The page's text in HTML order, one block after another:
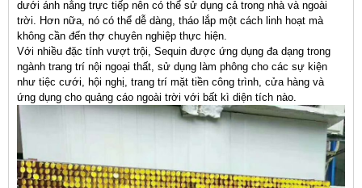
dưới ánh nắng trực tiếp nên có thể sử dụng cả trong nhà và ngoài
trời. Hơn nữa, nó có thể dễ dàng, tháo lắp một cách linh hoạt mà
không cần đến thợ chuyên nghiệp thực hiện.
Với nhiều đặc tính vượt trội, Sequin được ứng dụng đa dạng trong
ngành trang trí nội ngoại thất, sử dụng làm phông cho các sự kiện
như tiệc cưới, hội nghị, trang trí mặt tiền công trình, cửa hàng và
ứng dụng cho quảng cáo ngoài trời với bất kì diện tích nào.